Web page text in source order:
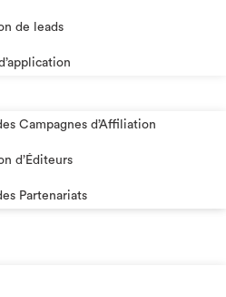
de leads
Campagnes d’Affiliation​
d’Éditeurs
Partenariats